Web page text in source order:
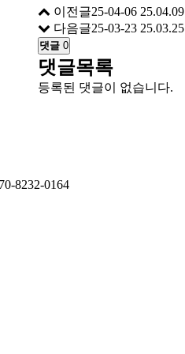
이전글25-04-06 25.04.09
다음글25-03-23 25.03.25
댓글 0
댓글목록
등록된 댓글이 없습니다.
8232-0164